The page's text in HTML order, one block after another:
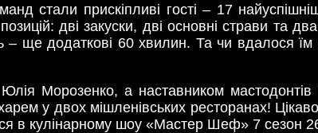
стали прискіпливі гості – 17
дві закуски, дві основні страви та
ще додаткові 60 хвилин. Та чи вдалося їм
Морозенко, а наставником мастодонтів
у двох мішленівських ресторанах!
в кулінарному шоу «Мастер Шеф» 7 сезон